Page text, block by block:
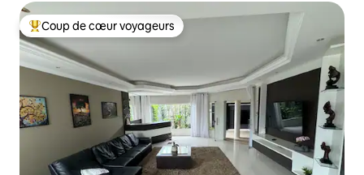
Coups de cœur voyageurs les plus appréciés
Coup de cœur voyageurs